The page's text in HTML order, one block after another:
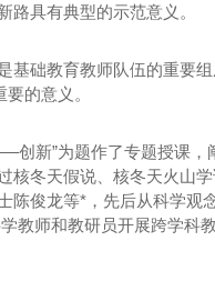
具有典型的示范意义。
础教育教师队伍的重要
的意义。
新”为题作了专题授课，
冬天假说、核冬天火山
陈俊龙等*，先后从科学观
教师和教研员开展跨学科